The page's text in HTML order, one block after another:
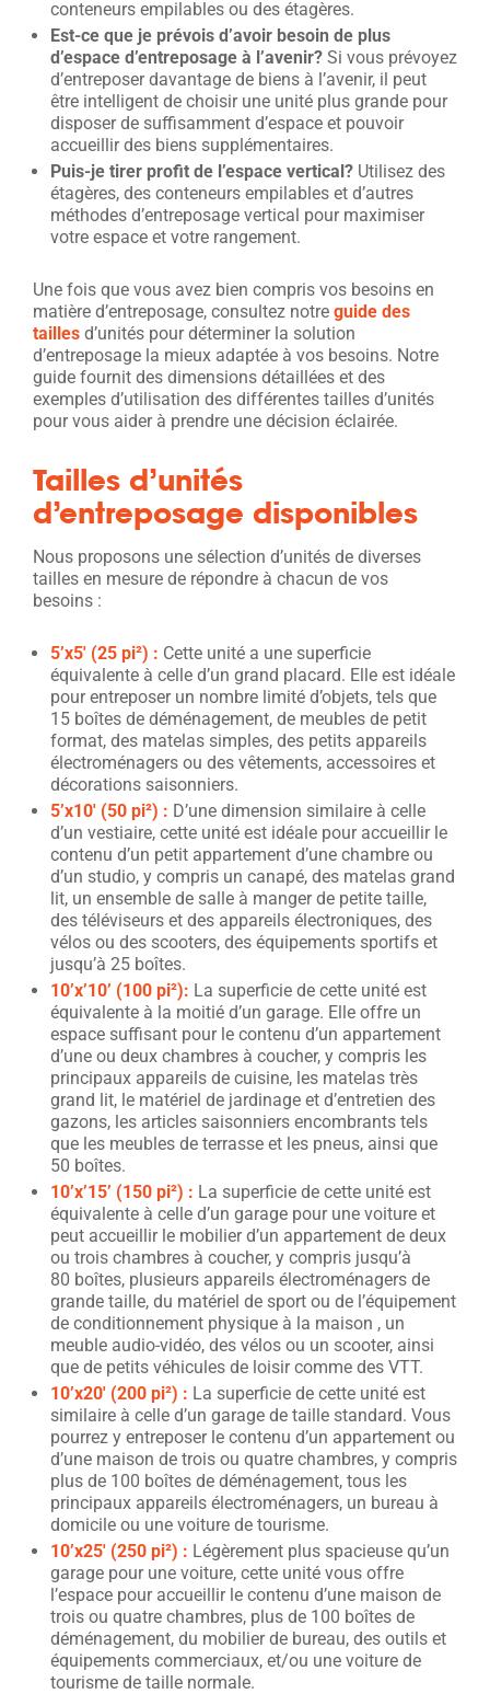
conteneurs empilables ou des étagères.
Est-ce que je prévois d’avoir besoin de plus
d’espace d’entreposage à l’avenir? Si vous prévoyez
d’entreposer davantage de biens à l’avenir, il peut
être intelligent de choisir une unité plus grande pour
disposer de suffisamment d’espace et pouvoir
accueillir des biens supplémentaires.
Puis-je tirer profit de l’espace vertical? Utilisez des
étagères, des conteneurs empilables et d’autres
méthodes d’entreposage vertical pour maximiser
votre espace et votre rangement.
Une fois que vous avez bien compris vos besoins en
matière d’entreposage, consultez notre guide des
tailles d’unités pour déterminer la solution
d’entreposage la mieux adaptée à vos besoins. Notre
guide fournit des dimensions détaillées et des
exemples d’utilisation des différentes tailles d’unités
pour vous aider à prendre une décision éclairée.
Tailles d’unités
d’entreposage disponibles
Nous proposons une sélection d’unités de diverses
tailles en mesure de répondre à chacun de vos
besoins :
5’x5′ (25 pi²) : Cette unité a une superficie
équivalente à celle d’un grand placard. Elle est idéale
pour entreposer un nombre limité d’objets, tels que
15 boîtes de déménagement, de meubles de petit
format, des matelas simples, des petits appareils
électroménagers ou des vêtements, accessoires et
décorations saisonniers.
5’x10′ (50 pi²) : D’une dimension similaire à celle
d’un vestiaire, cette unité est idéale pour accueillir le
contenu d’un petit appartement d’une chambre ou
d’un studio, y compris un canapé, des matelas grand
lit, un ensemble de salle à manger de petite taille,
des téléviseurs et des appareils électroniques, des
vélos ou des scooters, des équipements sportifs et
jusqu’à 25 boîtes.
10’x’10’ (100 pi²): La superficie de cette unité est
équivalente à la moitié d’un garage. Elle offre un
espace suffisant pour le contenu d’un appartement
d’une ou deux chambres à coucher, y compris les
principaux appareils de cuisine, les matelas très
grand lit, le matériel de jardinage et d’entretien des
gazons, les articles saisonniers encombrants tels
que les meubles de terrasse et les pneus, ainsi que
50 boîtes.
10’x’15’ (150 pi²) : La superficie de cette unité est
équivalente à celle d’un garage pour une voiture et
peut accueillir le mobilier d’un appartement de deux
ou trois chambres à coucher, y compris jusqu’à
80 boîtes, plusieurs appareils électroménagers de
grande taille, du matériel de sport ou de l’équipement
de conditionnement physique à la maison , un
meuble audio-vidéo, des vélos ou un scooter, ainsi
que de petits véhicules de loisir comme des VTT.
10’x20′ (200 pi²) : La superficie de cette unité est
similaire à celle d’un garage de taille standard. Vous
pourrez y entreposer le contenu d’un appartement ou
d’une maison de trois ou quatre chambres, y compris
plus de 100 boîtes de déménagement, tous les
principaux appareils électroménagers, un bureau à
domicile ou une voiture de tourisme.
10’x25′ (250 pi²) : Légèrement plus spacieuse qu’un
garage pour une voiture, cette unité vous offre
l’espace pour accueillir le contenu d’une maison de
trois ou quatre chambres, plus de 100 boîtes de
déménagement, du mobilier de bureau, des outils et
équipements commerciaux, et/ou une voiture de
tourisme de taille normale.